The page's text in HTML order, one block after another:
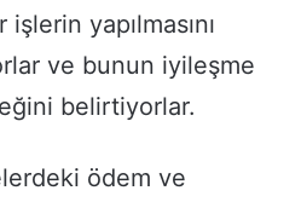
yapılmasını
ve bunun iyileşme
belirtiyorlar.
ödem ve